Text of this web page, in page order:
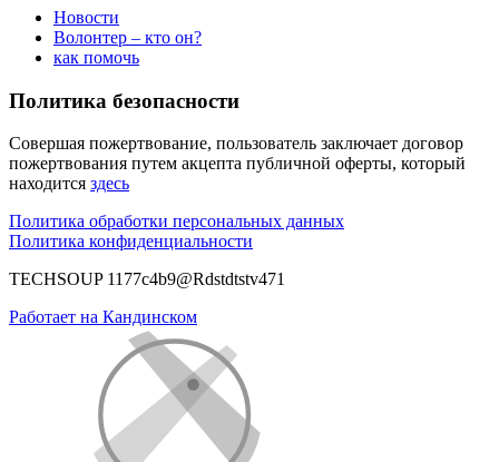
Новости
Волонтер – кто он?
как помочь
Политика безопасности
Совершая пожертвование, пользователь заключает договор
пожертвования путем акцепта публичной оферты, который
находится здесь
Политика обработки персональных данных
Политика конфиденциальности
TECHSOUP 1177c4b9@Rdstdtstv471
Работает на Кандинском